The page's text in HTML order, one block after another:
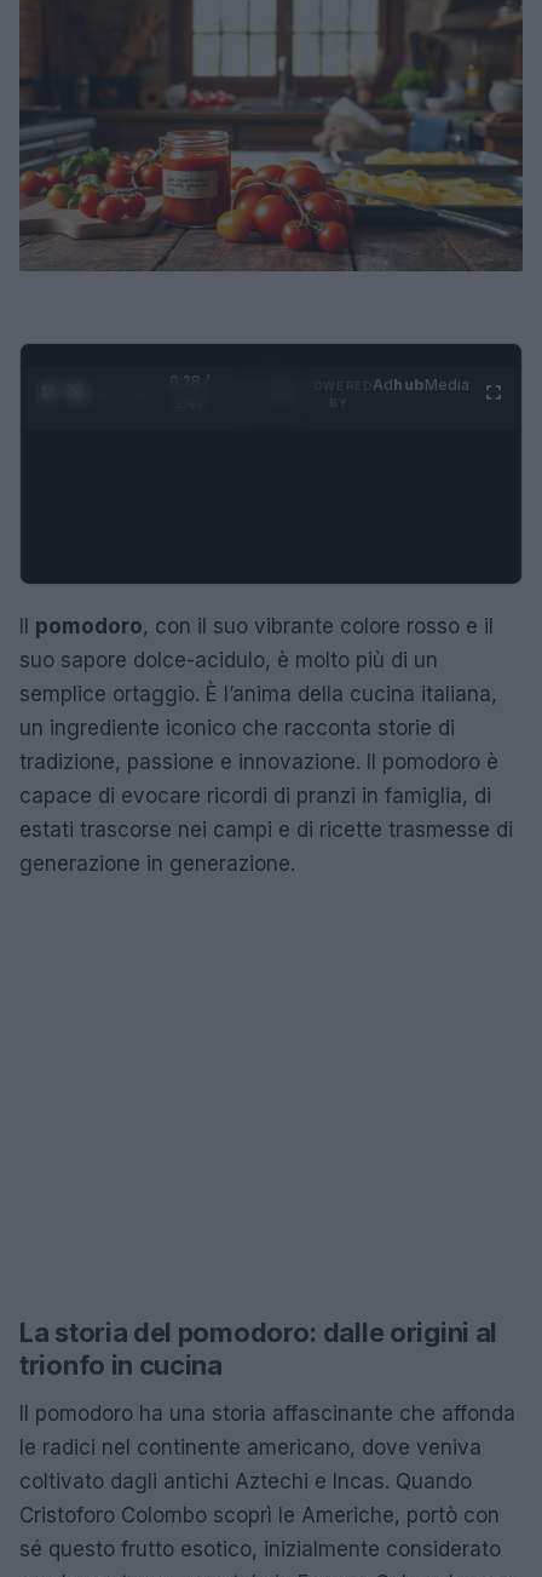
0:29 /
AdhubMedia
Il pomodoro, con il suo vibrante colore rosso e il
suo sapore dolce-acidulo, è molto più di un
semplice ortaggio. È l’anima della cucina italiana,
un ingrediente iconico che racconta storie di
tradizione, passione e innovazione. Il pomodoro è
capace di evocare ricordi di pranzi in famiglia, di
estati trascorse nei campi e di ricette trasmesse di
generazione in generazione.
La storia del pomodoro: dalle origini al
trionfo in cucina
Il pomodoro ha una storia affascinante che affonda
le radici nel continente americano, dove veniva
coltivato dagli antichi Aztechi e Incas. Quando
Cristoforo Colombo scoprì le Americhe, portò con
sé questo frutto esotico, inizialmente considerato